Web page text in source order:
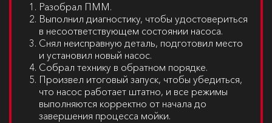
Разобрал ПММ.
Выполнил диагностику, чтобы удостовериться
в несоответствующем состоянии насоса.
Снял неисправную деталь, подготовил место
и установил новый насос.
Собрал технику в обратном порядке.
Произвел итоговый запуск, чтобы убедиться,
что насос работает штатно, и все режимы
выполняются корректно от начала до
завершения процесса мойки.